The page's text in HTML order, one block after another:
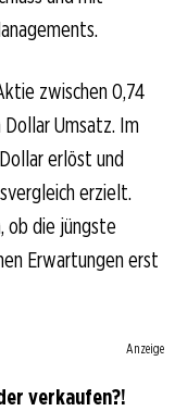
zwischen 0,74
Umsatz. Im
erlöst und
erzielt.
ob die jüngste
Erwartungen erst
Anzeige
verkaufen?!